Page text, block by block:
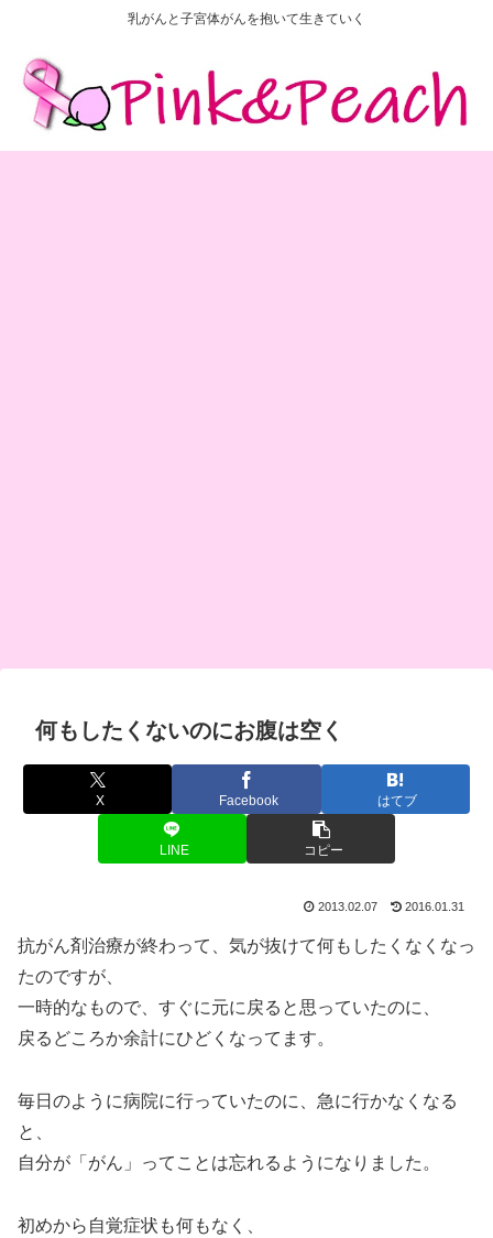
乳がんと子宮体がんを抱いて生きていく
何もしたくないのにお腹は空く
X Facebook はてブ
LINE コピー
2013.02.07 2016.01.31
抗がん剤治療が終わって、気が抜けて何もしたくなくなっ
たのですが、
一時的なもので、すぐに元に戻ると思っていたのに、
戻るどころか余計にひどくなってます。
毎日のように病院に行っていたのに、急に行かなくなる
と、
自分が「がん」ってことは忘れるようになりました。
初めから自覚症状も何もなく、